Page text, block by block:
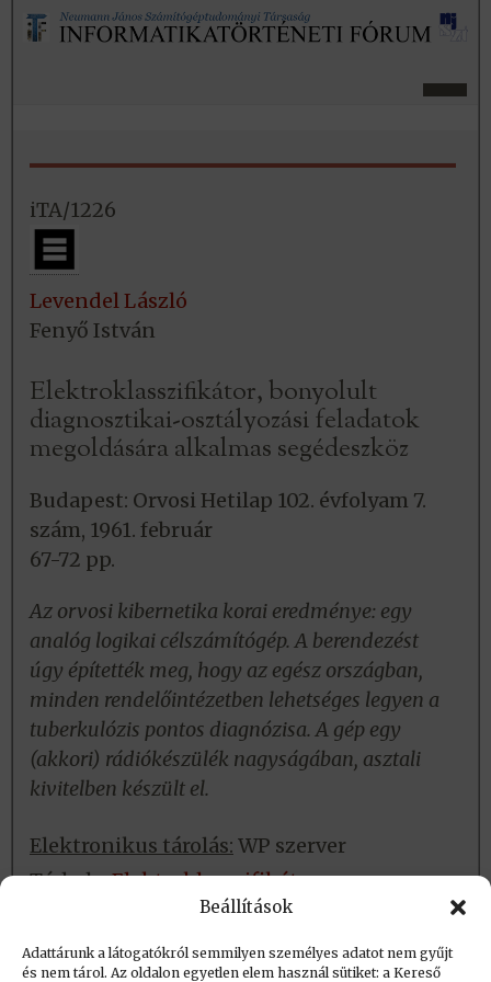
Beállítások
Adattárunk a látogatókról semmilyen személyes adatot nem gyűjt
és nem tárol. Az oldalon egyetlen elem használ sütiket: a Kereső
iTA/1226
Levendel László
Fenyő István
Elektroklasszifikátor, bonyolult
diagnosztikai-osztályozási feladatok
megoldására alkalmas segédeszköz
Budapest: Orvosi Hetilap 102. évfolyam 7.
szám, 1961. február
67-72 pp.
Az orvosi kibernetika korai eredménye: egy
analóg logikai célszámítógép. A berendezést
úgy építették meg, hogy az egész országban,
minden rendelőintézetben lehetséges legyen a
tuberkulózis pontos diagnózisa. A gép egy
(akkori) rádiókészülék nagyságában, asztali
kivitelben készült el.
Elektronikus tárolás: WP szerver
Tárhely:Elektroklasszifikátor